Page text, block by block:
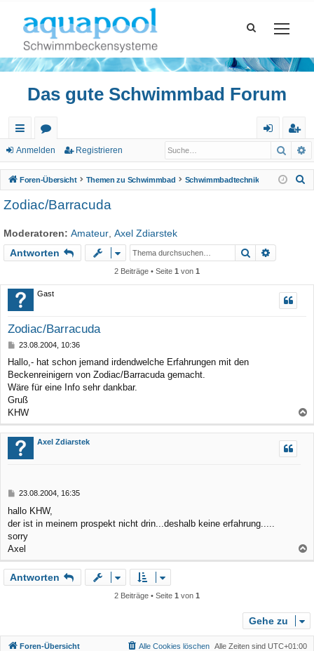
Das gute Schwimmbad Forum
ch
ne
llz
riff
or
en m
el
eg
ist
rie
Anmelden Registrieren
Foren-Übersicht Themen zu Schwimmbad Schwimmbadtechnik
Zodiac/Barracuda
Moderatoren: Amateur Axel Zdiarstek
Antworten
Suche
2 Beiträge • Seite 1 von 1
Gast
Zodiac/Barracuda
B
i
t
r
a
g
23.08.2004, 10:36
Hallo,- hat schon jemand irdendwelche Erfahrungen mit den
Beckenreinigern von Zodiac/Barracuda gemacht.
Wäre für eine Info sehr dankbar.
Gruß
KHW
a
Axel Zdiarstek
B
i
t
r
23.08.2004, 16:35
hallo KHW,
der ist in meinem prospekt nicht drin...deshalb keine erfahrung.....
sorry
Axel
a
e
Antworten
2 Beiträge • Seite 1 von 1
Gehe zu
Foren-Übersicht Alle Zeiten sind UTC+01:00
Alle Cookies löschen